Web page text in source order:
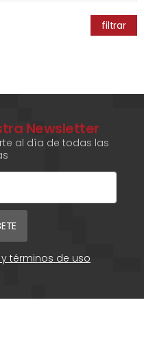
filtrar
Newsletter
al día de todas las
términos de uso